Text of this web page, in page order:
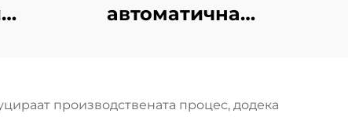
автоматична
производствената процес, додека